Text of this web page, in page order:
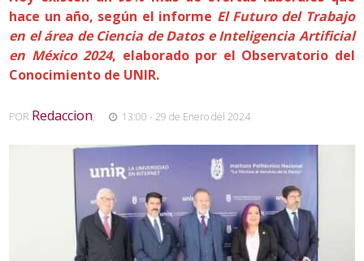
hace un año, según el informe El Futuro del Trabajo
en el área de Ciencia de Datos e Inteligencia Artificial
en México 2024, elaborado por el Observatorio del
Conocimiento de UNIR.
POR Redaccion, 13:00 - 29 de Enero del 2024